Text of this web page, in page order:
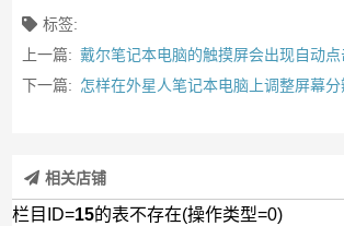
标签:
上一篇: 戴尔笔记本电脑的触摸屏会出现自动
下一篇: 怎样在外星人笔记本电脑上调整屏幕分
相关店铺
栏目ID=15的表不存在(操作类型=0)